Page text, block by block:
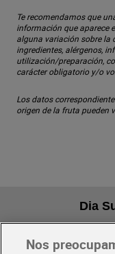
Te recomendamos que
información que aparece
alguna variación sobre la
ingredientes, alérgenos,
utilización/preparación,
carácter obligatorio y/o
Los datos
origen de la fruta pueden
Dia
Pide hoy, recibe hoy
Nos